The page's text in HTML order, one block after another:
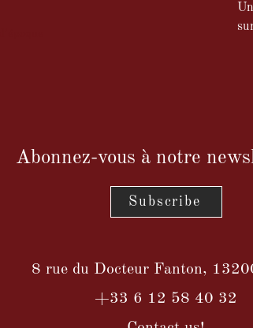
Abonnez-vous à notre
Subscribe
8 rue du Docteur Fanton,
+33 6 12 58 40 32